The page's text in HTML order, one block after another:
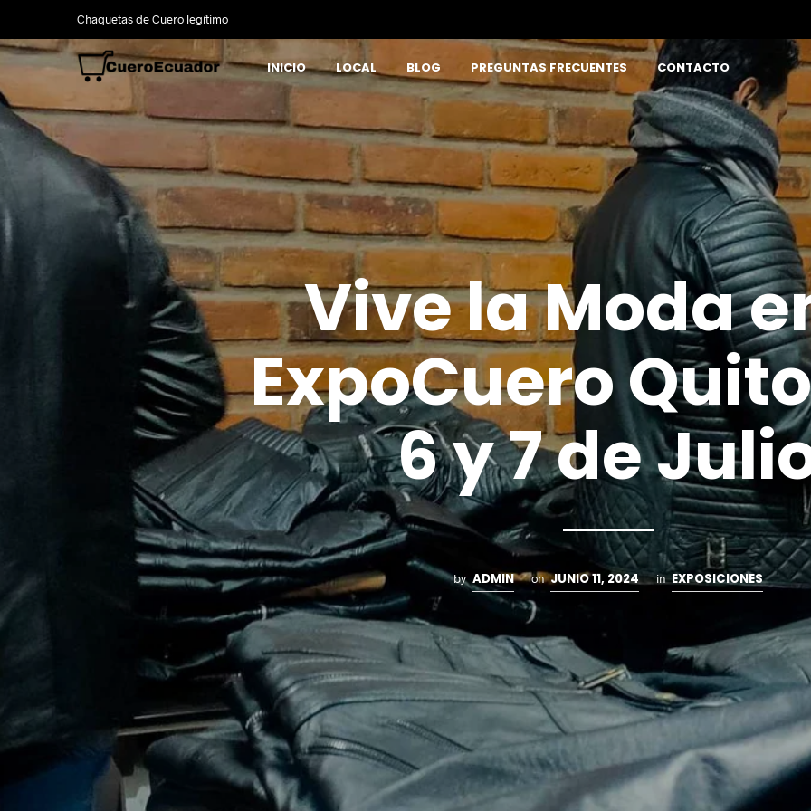
Chaquetas de Cuero legítimo
INICIO LOCAL BLOG PREGUNTAS FRECUENTES CONTACTO
Vive la Moda
ExpoCuero
6 y 7 de
by ADMIN on JUNIO 11, 2024 in EXPOSICIONES